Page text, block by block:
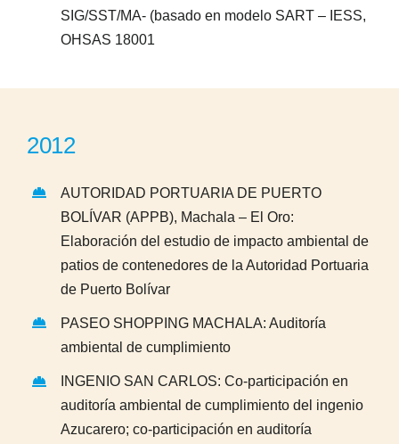
SIG/SST/MA- (basado en modelo SART – IESS,
OHSAS 18001
2012
AUTORIDAD PORTUARIA DE PUERTO
BOLÍVAR (APPB), Machala – El Oro:
Elaboración del estudio de impacto ambiental de
patios de contenedores de la Autoridad Portuaria
de Puerto Bolívar
PASEO SHOPPING MACHALA: Auditoría
ambiental de cumplimiento
INGENIO SAN CARLOS: Co-participación en
auditoría ambiental de cumplimiento del ingenio
Azucarero; co-participación en auditoría